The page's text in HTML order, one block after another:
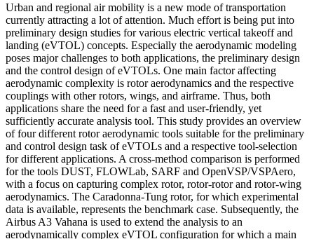
Urban and regional air mobility is a new mode of transportation
currently attracting a lot of attention. Much effort is being put into
preliminary design studies for various electric vertical takeoff and
landing (eVTOL) concepts. Especially the aerodynamic modeling
poses major challenges to both applications, the preliminary design
and the control design of eVTOLs. One main factor affecting
aerodynamic complexity is rotor aerodynamics and the respective
couplings with other rotors, wings, and airframe. Thus, both
applications share the need for a fast and user-friendly, yet
sufficiently accurate analysis tool. This study provides an overview
of four different rotor aerodynamic tools suitable for the preliminary
and control design task of eVTOLs and a respective tool-selection
for different applications. A cross-method comparison is performed
for the tools DUST, FLOWLab, SARF and OpenVSP/VSPAero,
with a focus on capturing complex rotor, rotor-rotor and rotor-wing
aerodynamics. The Caradonna-Tung rotor, for which experimental
data is available, represents the benchmark case. Subsequently, the
Airbus A3 Vahana is used to extend the analysis to an
aerodynamically complex eVTOL configuration for which a main